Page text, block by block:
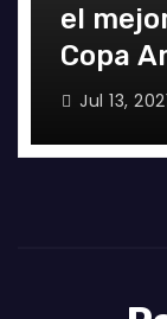
el
Copa
Jul 13,